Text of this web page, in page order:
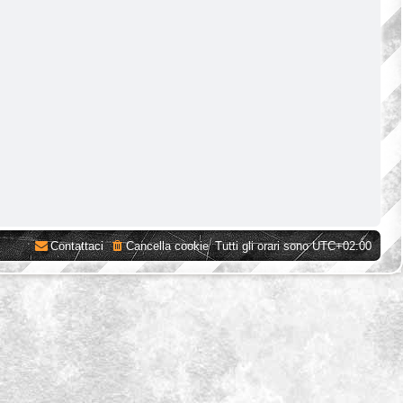
Tutti gli orari sonoUTC+02:00
Cancella cookie
Contattaci